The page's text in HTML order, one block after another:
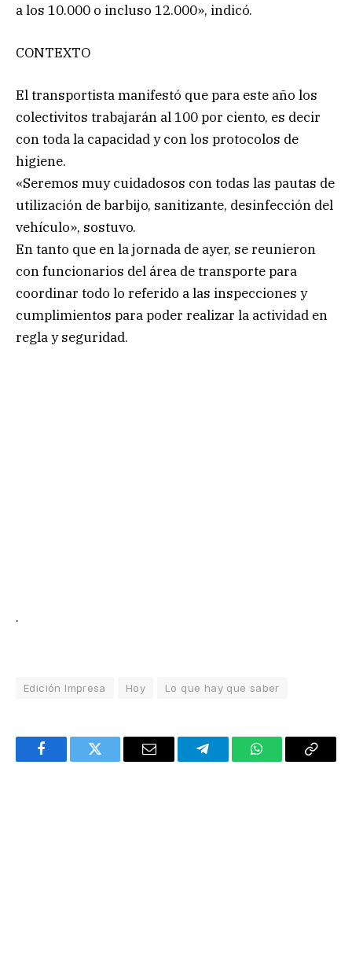
a los 10.000 o incluso 12.000», indicó.
CONTEXTO
El transportista manifestó que para este año los
colectivitos trabajarán al 100 por ciento, es decir
con toda la capacidad y con los protocolos de
higiene.
«Seremos muy cuidadosos con todas las pautas de
utilización de barbijo, sanitizante, desinfección del
vehículo», sostuvo.
En tanto que en la jornada de ayer, se reunieron
con funcionarios del área de transporte para
coordinar todo lo referido a las inspecciones y
cumplimientos para poder realizar la actividad en
regla y seguridad.
.
Edición Impresa Hoy Lo que hay que saber
FacebookTwitter Email TelegramWhatsAppCopy